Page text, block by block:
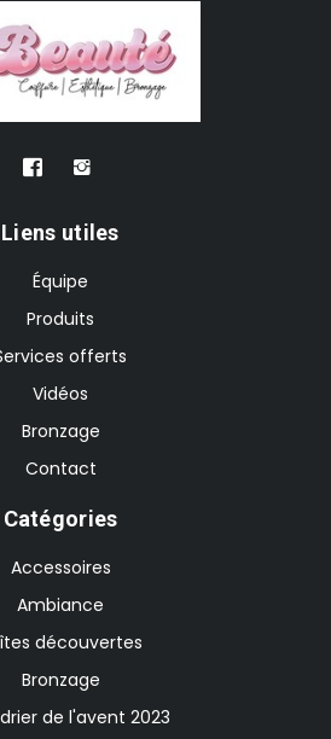
Liens utiles
Équipe
Produits
offerts
Vidéos
Bronzage
Contact
Catégories
Accessoires
Ambiance
découvertes
Bronzage
de l'avent 2023